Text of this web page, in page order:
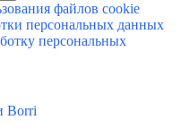
файлов cookie
персональных данных
персональных
Borri